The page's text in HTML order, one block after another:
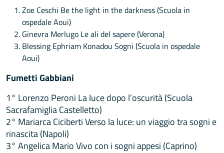
Zoe Ceschi Be the light in the darkness (Scuola in
ospedale Aoui)
Ginevra Merlugo Le ali del sapere (Verona)
Blessing Ephriam Konadou Sogni (Scuola in ospedale
Aoui)
Fumetti Gabbiani
1° Lorenzo Peroni La luce dopo l’oscurità (Scuola
Sacrafamiglia Castelletto)
2° Mariarca Ciciberti Verso la luce: un viaggio tra sogni e
rinascita (Napoli)
3° Angelica Mario Vivo con i sogni appesi (Caprino)